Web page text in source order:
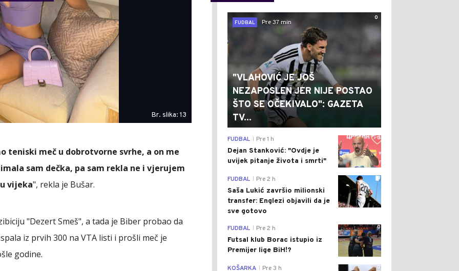
Br. slika: 13
teniski meč u dobrotvorne svrhe, a on me
sam dečka, pa sam rekla ne i vjerujem
vijeka", rekla je Bušar.
"Dezert Smeš", a tada je Biber probao da
iz prvih 300 na VTA listi i prošli meč je
godine.
0
FUDBAL
Pre 37 min
"VLAHOVIĆ JE JOŠ
NEZAPOSLEN JER NIJE POSTAO
ŠTO SE OČEKIVALO": GAZETA
TV...
0
FUDBAL Pre 1 h
Dejan Stanković: "Ovdje je
uvijek pitanje života i smrti"
0
FUDBAL Pre 2 h
Saša Lukić završio milionski
transfer: Englezi objavili da je
sve gotovo
0
FUDBAL Pre 2 h
Futsal klub Borac istupio iz
Premijer lige BiH!?
0
KOŠARKA Pre 3 h